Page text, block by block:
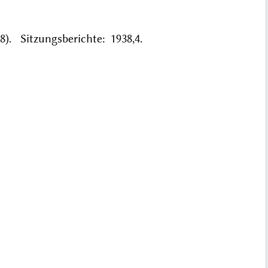
Sitzungsberichte: 1938,4.